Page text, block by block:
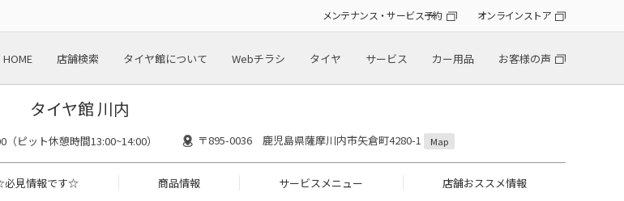
メンテナンス・サービス予約 オンラインストア
HOME 店舗検索 タイヤ館について Webチラシ タイヤ サービス カー用品 お客様の声
タイヤ館 川内
ピット休憩時間13:00~14:00） 〒895-0036 鹿児島県薩摩川内市矢倉町4280-1 Map
見情報です☆ 商品情報 サービスメニュー 店舗おススメ情報